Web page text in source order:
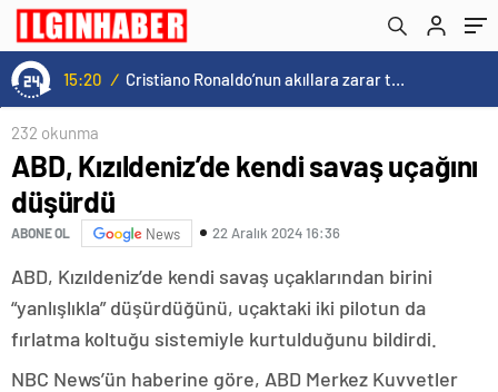
15:20 / Cristiano Ronaldo’nun akıllara zarar tüm kariyerinin istatistiğini çıkardık !
232 okunma
ABD, Kızıldeniz’de kendi savaş uçağını
düşürdü
ABONE OL News 22 Aralık 2024 16:36
ABD, Kızıldeniz’de kendi savaş uçaklarından birini
“yanlışlıkla” düşürdüğünü, uçaktaki iki pilotun da
fırlatma koltuğu sistemiyle kurtulduğunu bildirdi.
NBC News’ün haberine göre, ABD Merkez Kuvvetler